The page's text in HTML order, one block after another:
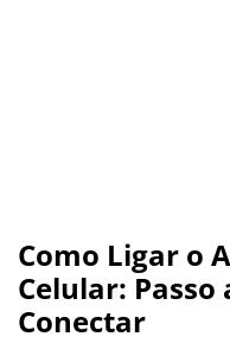
Como Ligar o
Celular: Passo
Conectar